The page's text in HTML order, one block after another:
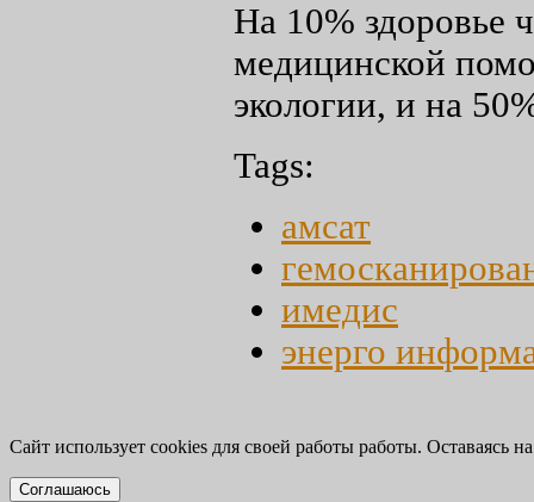
На 10% здоровье
медицинской
экологии, и на
Tags:
амсат
имедис
энерго
Сайт использует cookies для своей работы работы. Оставаясь
Соглашаюсь